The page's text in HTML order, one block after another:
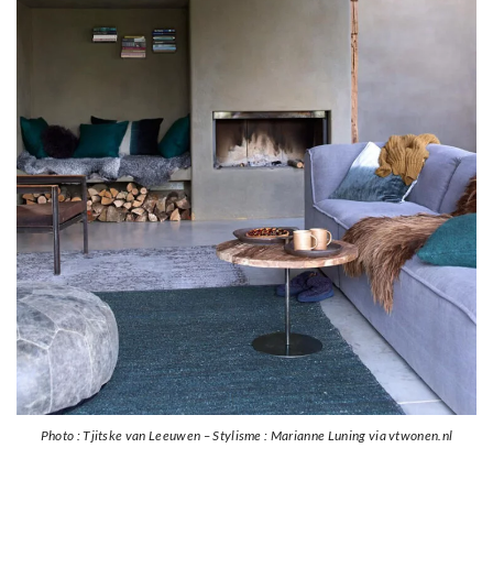
Photo : Tjitske van Leeuwen – Stylisme : Marianne Luning via vtwonen.nl